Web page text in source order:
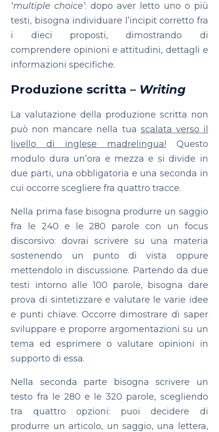
‘multiple choice’: dopo aver letto uno o più
testi, bisogna individuare l’incipit corretto fra
i dieci proposti, dimostrando di
comprendere opinioni e attitudini, dettagli e
informazioni specifiche.
Produzione scritta– Writing
La valutazione della produzione scritta non
può non mancare nella tua scalata verso il
livello di inglese madrelingua! Questo
modulo dura un’ora e mezza e si divide in
due parti, una obbligatoria e una seconda in
cui occorre scegliere fra quattro tracce.
Nella prima fase bisogna produrre un saggio
fra le 240 e le 280 parole con un focus
discorsivo: dovrai scrivere su una materia
sostenendo un punto di vista oppure
mettendolo in discussione. Partendo da due
testi intorno alle 100 parole, bisogna dare
prova di sintetizzare e valutare le varie idee
e punti chiave. Occorre dimostrare di saper
sviluppare e proporre argomentazioni su un
tema ed esprimere o valutare opinioni in
supporto di essa.
Nella seconda parte bisogna scrivere un
testo fra le 280 e le 320 parole, scegliendo
tra quattro opzioni: puoi decidere di
produrre un articolo, un saggio, una lettera,